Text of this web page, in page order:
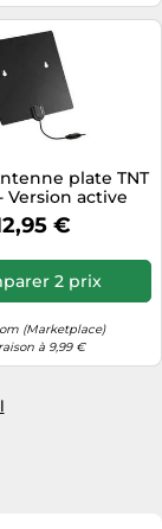
plate TNT
Version active
€
2 prix
(Marketplace)
à 9,99 €